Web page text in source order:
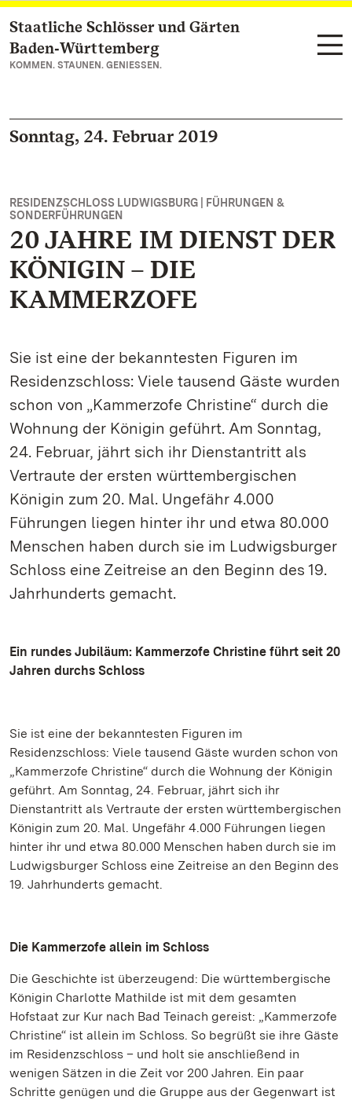
Zum Hauptinhalt springen
Staatliche Schlösser und Gärten
Baden‑Württemberg
KOMMEN. STAUNEN. GENIESSEN.
Sonntag, 24. Februar 2019
RESIDENZSCHLOSS LUDWIGSBURG | FÜHRUNGEN &
SONDERFÜHRUNGEN
20 JAHRE IM DIENST DER
KÖNIGIN – DIE
KAMMERZOFE
Sie ist eine der bekanntesten Figuren im
Residenzschloss: Viele tausend Gäste wurden
schon von „Kammerzofe Christine“ durch die
Wohnung der Königin geführt. Am Sonntag,
24. Februar, jährt sich ihr Dienstantritt als
Vertraute der ersten württembergischen
Königin zum 20. Mal. Ungefähr 4.000
Führungen liegen hinter ihr und etwa 80.000
Menschen haben durch sie im Ludwigsburger
Schloss eine Zeitreise an den Beginn des 19.
Jahrhunderts gemacht.
Ein rundes Jubiläum: Kammerzofe Christine führt seit 20
Jahren durchs Schloss
Sie ist eine der bekanntesten Figuren im
Residenzschloss: Viele tausend Gäste wurden schon von
„Kammerzofe Christine“ durch die Wohnung der Königin
geführt. Am Sonntag, 24. Februar, jährt sich ihr
Dienstantritt als Vertraute der ersten württembergischen
Königin zum 20. Mal. Ungefähr 4.000 Führungen liegen
hinter ihr und etwa 80.000 Menschen haben durch sie im
Ludwigsburger Schloss eine Zeitreise an den Beginn des
19. Jahrhunderts gemacht.
Die Kammerzofe allein im Schloss
Die Geschichte ist überzeugend: Die württembergische
Königin Charlotte Mathilde ist mit dem gesamten
Hofstaat zur Kur nach Bad Teinach gereist: „Kammerzofe
Christine“ ist allein im Schloss. So begrüßt sie ihre Gäste
im Residenzschloss – und holt sie anschließend in
wenigen Sätzen in die Zeit vor 200 Jahren. Ein paar
Schritte genügen und die Gruppe aus der Gegenwart ist